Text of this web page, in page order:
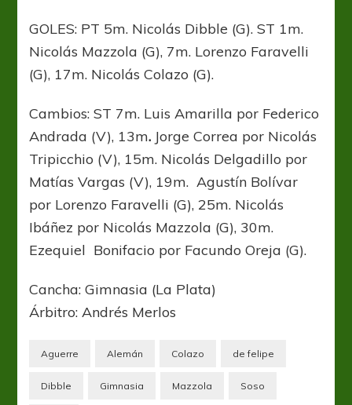
GOLES: PT 5m. Nicolás Dibble (G). ST 1m.
Nicolás Mazzola (G), 7m. Lorenzo Faravelli
(G), 17m. Nicolás Colazo (G).
Cambios: ST 7m. Luis Amarilla por Federico
Andrada (V), 13m. Jorge Correa por Nicolás
Tripicchio (V), 15m. Nicolás Delgadillo por
Matías Vargas (V), 19m. Agustín Bolívar
por Lorenzo Faravelli (G), 25m. Nicolás
Ibáñez por Nicolás Mazzola (G), 30m.
Ezequiel Bonifacio por Facundo Oreja (G).
Cancha: Gimnasia (La Plata)
Árbitro: Andrés Merlos
Aguerre Alemán Colazo de felipe
Dibble Gimnasia Mazzola Soso